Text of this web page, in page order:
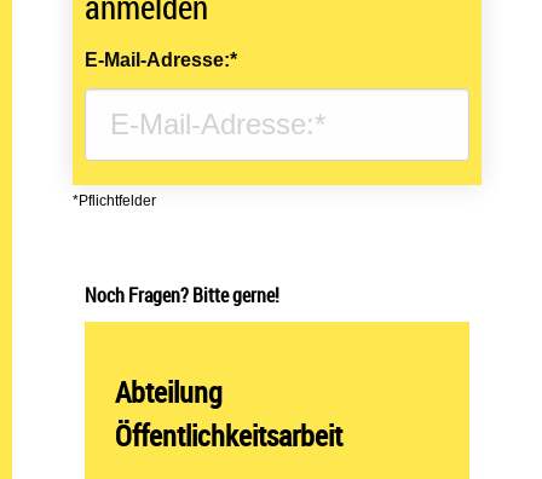
E-Mail-Adresse:*
*Pflichtfelder
Noch Fragen? Bitte gerne!
Abteilung öffnen:
Abteilung
Öffentlichkeitsarbeit